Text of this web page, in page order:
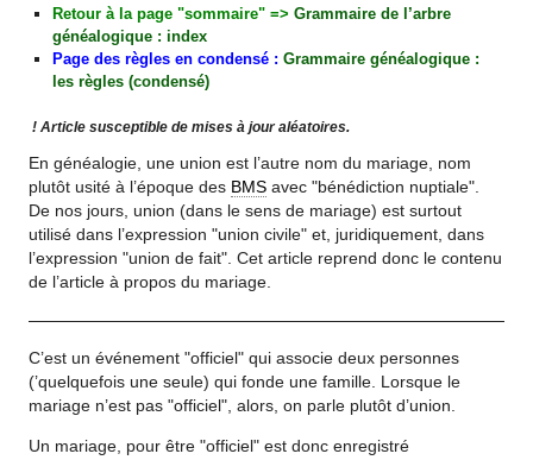
Retour à la page "sommaire" => Grammaire de l’arbre
généalogique : index
Page des règles en condensé : Grammaire généalogique :
les règles (condensé)
! Article susceptible de mises à jour aléatoires.
En généalogie, une union est l’autre nom du mariage, nom
plutôt usité à l’époque des BMS avec "bénédiction nuptiale".
De nos jours, union (dans le sens de mariage) est surtout
utilisé dans l’expression "union civile" et, juridiquement, dans
l’expression "union de fait". Cet article reprend donc le contenu
de l’article à propos du mariage.
C’est un événement "officiel" qui associe deux personnes
(’quelquefois une seule) qui fonde une famille. Lorsque le
mariage n’est pas "officiel", alors, on parle plutôt d’union.
Un mariage, pour être "officiel" est donc enregistré